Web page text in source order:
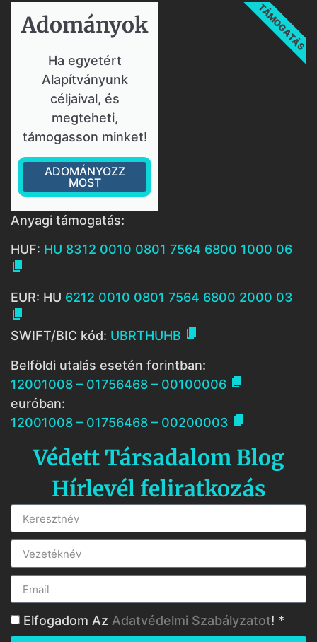
Adományok​
Ha egyetért
Alapítványunk
céljaival, és
megteheti,
támogasson minket!
ADOMÁNYOZZ
MOST
TÁMOGATÁS
Anyagi támogatás:
HUF: HU 8312 0010 0801 7564 6800 1000 06

EUR: HU 6212 0010 0801 7564 6800 2000 03

SWIFT/BIC kód: UBRTHUHB 
Belföldi utalás esetén forintban:
12001008 – 01756468 – 00100006 
euróban:
12001008 – 01756468 – 00200003 
Védett Társadalom Blog
Hírlevél feliratkozás
Elfogadom Az Adatvédelmi Szabályzatot! *